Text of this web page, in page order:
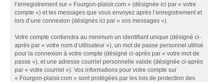
l’enregistrement sur « Fourgon-plaisir.com » (désignée ici par « votre
compte ») et les messages que vous envoyez après l’enregistrement et
lors d’une connexion (désignés ici par « vos messages »).
Votre compte contiendra au minimum un identifiant unique (désigné ci-
après par « votre nom d’utilisateur »), un mot de passe personnel utilisé
pour la connexion à votre compte (désigné ci-après par « votre mot de
passe »), et une adresse courriel personnelle valide (désignée ci-après
par « votre courriel »). Vos informations pour votre compte sur
« Fourgon-plaisir.com » sont protégées par les lois de protection des